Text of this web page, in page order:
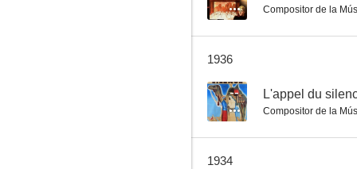
Compositor de la
1936
-- L'appel du
Compositor de la
1934